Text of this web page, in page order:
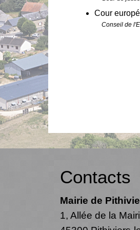
Cour
Conseil de
Contacts
Mairie de
1, Allée de la